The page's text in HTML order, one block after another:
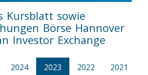
Kursblatt sowie
Börse Hannover
Investor Exchange
2024 2023 2022
2021